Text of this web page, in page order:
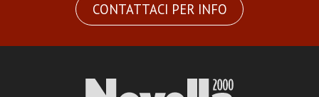
CONTATTACI PER INFO